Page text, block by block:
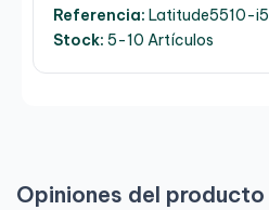
Referencia: Latitude5510-i5
Stock: 5-10 Artículos
Opiniones del producto